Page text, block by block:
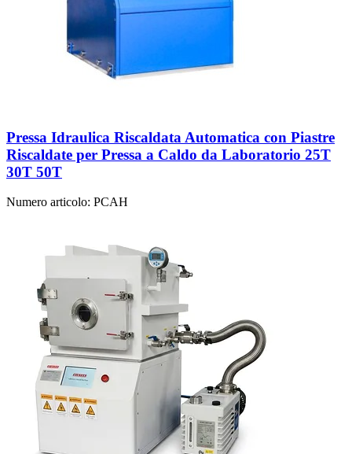
Pressa Idraulica Riscaldata Automatica con Piastre
Riscaldate per Pressa a Caldo da Laboratorio 25T
30T 50T
Numero articolo: PCAH